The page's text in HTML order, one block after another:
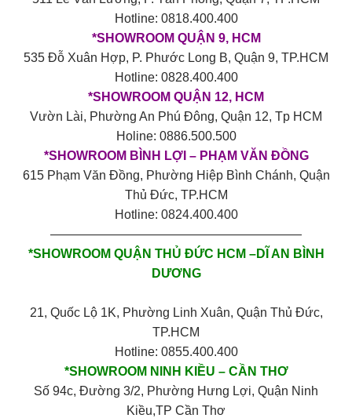
Hotline: 0818.400.400
*SHOWROOM QUẬN 9, HCM
535 Đỗ Xuân Hợp, P. Phước Long B, Quận 9, TP.HCM
Hotline: 0828.400.400
*SHOWROOM QUẬN 12, HCM
Vườn Lài, Phường An Phú Đông, Quận 12, Tp HCM
Holine: 0886.500.500
*SHOWROOM BÌNH LỢI – PHẠM VĂN ĐỒNG
615 Phạm Văn Đồng, Phường Hiệp Bình Chánh, Quận
Thủ Đức, TP.HCM
Hotline: 0824.400.400
————————————————————
*SHOWROOM QUẬN THỦ ĐỨC HCM –DĨ AN BÌNH
DƯƠNG
21, Quốc Lộ 1K, Phường Linh Xuân, Quận Thủ Đức,
TP.HCM
Hotline: 0855.400.400
*SHOWROOM NINH KIỀU – CẦN THƠ
Số 94c, Đường 3/2, Phường Hưng Lợi, Quận Ninh
Kiều,TP Cần Thơ